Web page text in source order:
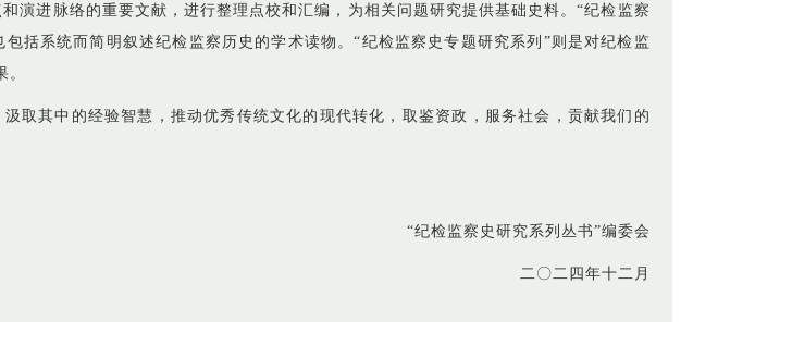
演进脉络的重要文献，进行整理点校和汇编，为相关问题研究提供基础史料。“纪检监察
括系统而简明叙述纪检监察历史的学术读物。“纪检监察史专题研究系列”则是对纪检监
取其中的经验智慧，推动优秀传统文化的现代转化，取鉴资政，服务社会，贡献我们的
“纪检监察史研究系列丛书”编委会
二〇二四年十二月